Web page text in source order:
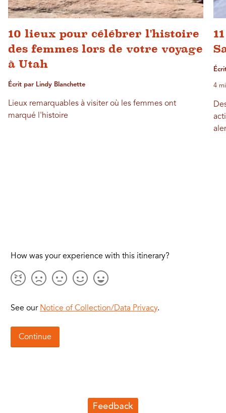
10 lieux pour célébrer l'histoire
des femmes lors de votre voyage
à Utah
Écrit par Lindy Blanchette
Lieux remarquables à visiter où les femmes ont
marqué l'histoire
4